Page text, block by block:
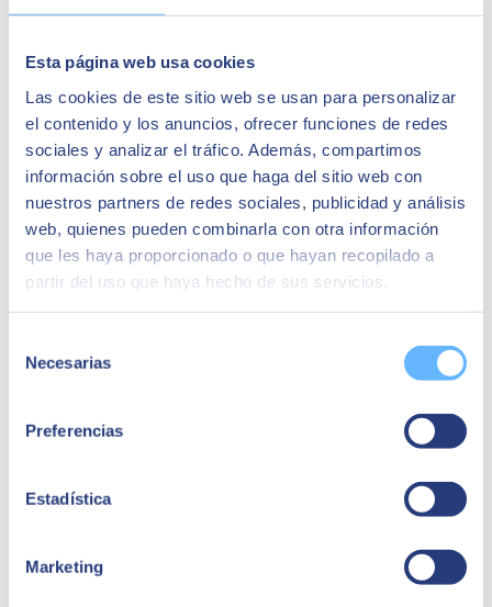
Esta página web usa cookies
Las cookies de este sitio web se usan para personalizar
el contenido y los anuncios, ofrecer funciones de redes
sociales y analizar el tráfico. Además, compartimos
información sobre el uso que haga del sitio web con
nuestros partners de redes sociales, publicidad y análisis
web, quienes pueden combinarla con otra información
que les haya proporcionado o que hayan recopilado a
partir del uso que haya hecho de sus servicios.
Necesarias
Preferencias
Estadística
Marketing
Javier Paniagua
CIO y Director de Proyectos
“Trabajar con SAP Business One es disponer de
visibilidad de todos los procesos de la compañía”
Casos de éxito relacionados: